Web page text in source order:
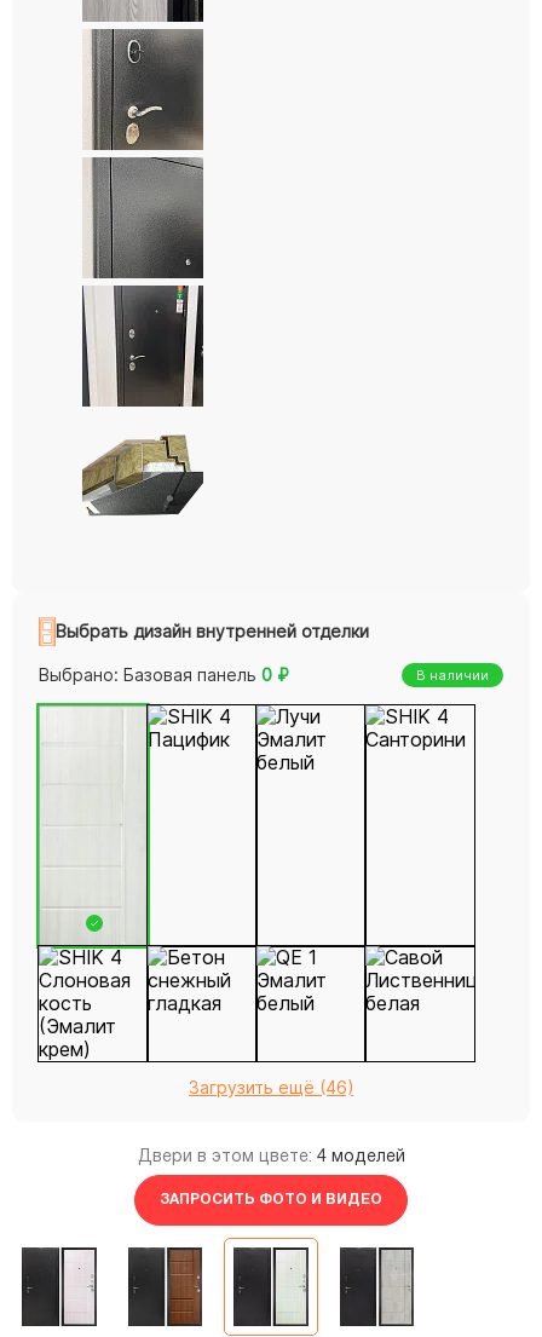
Выбрать дизайн внутренней отделки
Выбрано: Базовая панель 0 ₽ В наличии
Загрузить ещё (46)
Двери в этом цвете: 4 моделей
ЗАПРОСИТЬ ФОТО И ВИДЕО